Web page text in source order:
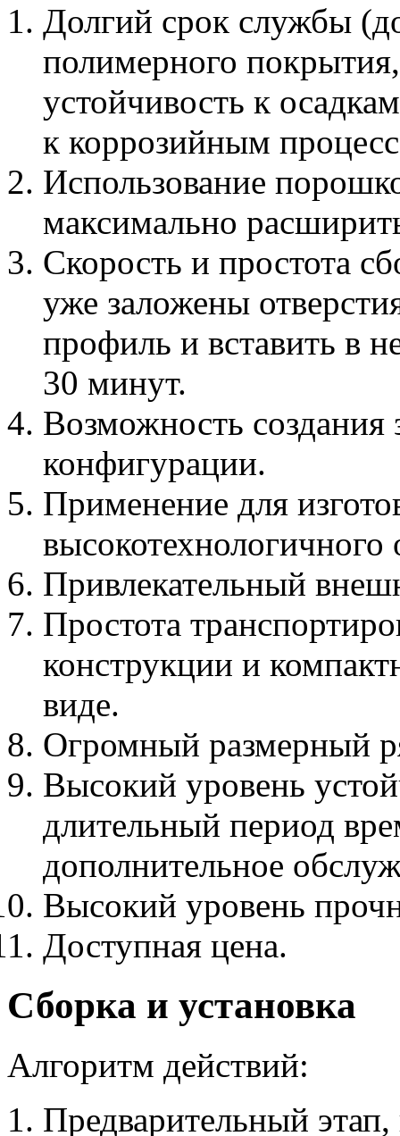
Долгий срок службы
полимерного
устойчивость к
к коррозийным
Использование
максимально
Скорость и простота
уже заложены
профиль и вставить в
30 минут.
Возможность создания
конфигурации.
Применение для
высокотехнологичного
Привлекательный
Простота
конструкции и
виде.
Огромный размерный
Высокий уровень
длительный период
дополнительное
Высокий уровень
Доступная цена.
Сборка и установка
Алгоритм действий:
Предварительный